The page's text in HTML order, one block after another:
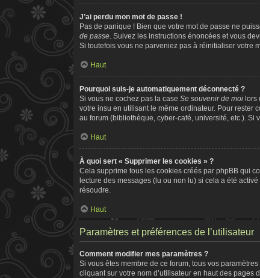
J’ai perdu mon mot de passe !
Pas de panique ! Bien que votre mot de passe ne
de passe. Suivez les instructions énoncées et vous
Si toutefois vous ne parveniez pas à réinitialiser votre
Haut
Pourquoi suis-je automatiquement déconnecté ?
Si vous ne cochez pas la case Se souvenir de moi lors
votre insu en utilisant le même ordinateur. Pour rester
au forum (bibliothèque, cyber-café, université, etc.). Si
Haut
À quoi sert « Supprimer les cookies » ?
Cela supprime tous les cookies créés par phpBB qui
lecture des messages (lu ou non lu) si cela a été
résoudre.
Haut
Paramètres et préférences de l’utilisateur
Comment modifier mes paramètres ?
Si vous êtes membre de ce forum, tous vos
cliquant sur votre nom d’utilisateur en haut des pages